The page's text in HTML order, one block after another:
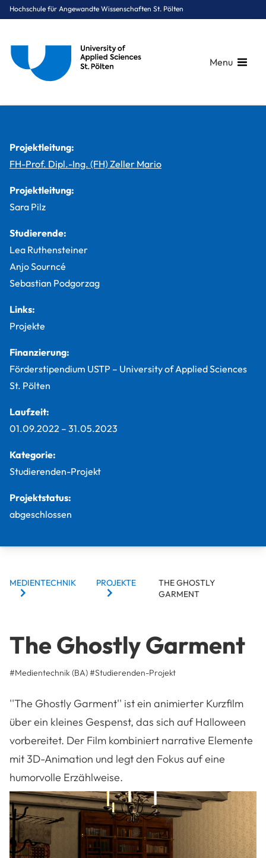
Hochschule für Angewandte Wissenschaften St. Pölten
Menu
Projektleitung:
FH-Prof. Dipl.-Ing. (FH) Zeller Mario
Projektleitung:
Sara Pilz
Studierende:
Lea Ruthensteiner
Anjo Sourncé
Sebastian Podgorzag
Links:
Projekte
Finanzierung:
Förderstipendium USTP – University of Applied Sciences
St. Pölten
Laufzeit:
01.09.2022 – 31.05.2023
Kategorie:
Studierenden-Projekt
Projektstatus:
abgeschlossen
BREADCRUMBS
MEDIENTECHNIK PROJEKTE
THE GHOSTLY
GARMENT
The Ghostly Garment
#Medientechnik (BA)#Studierenden-Projekt
''The Ghostly Garment'' ist ein animierter Kurzfilm
über ein kleines Gespenst, das sich auf Halloween
vorbereitet. Der Film kombiniert narrative Elemente
mit 3D-Animation und legt den Fokus auf eine
humorvolle Erzählweise.